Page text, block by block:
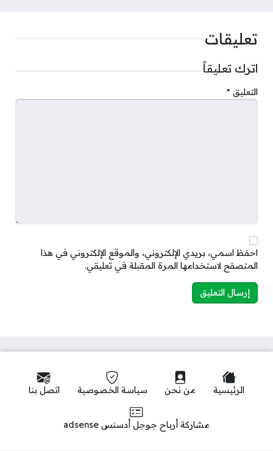
تعليقات
اترك تعليقاً
التعليق *
احفظ اسمي، بريدي الإلكتروني، والموقع الإلكتروني في هذا
المتصفح لاستخدامها المرة المقبلة في تعليقي.
الرئيسية من نحن سياسة الخصوصية اتصل بنا
مشاركة أرباح جوجل أدسنس adsense